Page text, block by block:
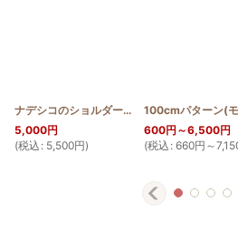
ナデシコのショルダーバッグ中 [
5,000円
(税込 : 5,500円)
600円 ～6,500円
(税込 : 660円 ～